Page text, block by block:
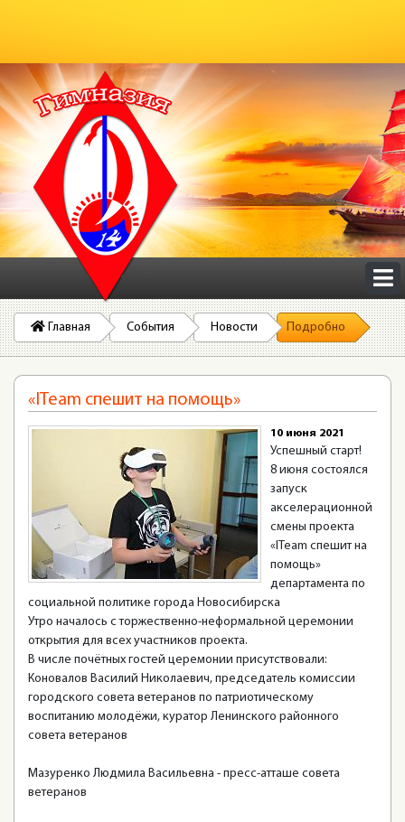
Главная События Новости Подробно
«ITeam спешит на помощь»
10 июня 2021
Успешный старт!
8 июня состоялся
запуск
акселерационной
смены проекта
«ITeam спешит на
помощь»
департамента по
социальной политике города Новосибирска
Утро началось с торжественно-неформальной церемонии
открытия для всех участников проекта.
В числе почётных гостей церемонии присутствовали:
Коновалов Василий Николаевич, председатель комиссии
городского совета ветеранов по патриотическому
воспитанию молодёжи, куратор Ленинского районного
совета ветеранов
Мазуренко Людмила Васильевна - пресс-атташе совета
ветеранов